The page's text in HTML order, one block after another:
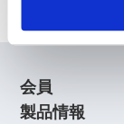
会員
製品情報